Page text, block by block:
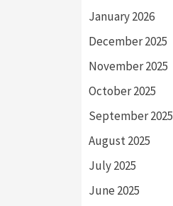
January 2026
December 2025
November 2025
October 2025
September 2025
August 2025
July 2025
June 2025